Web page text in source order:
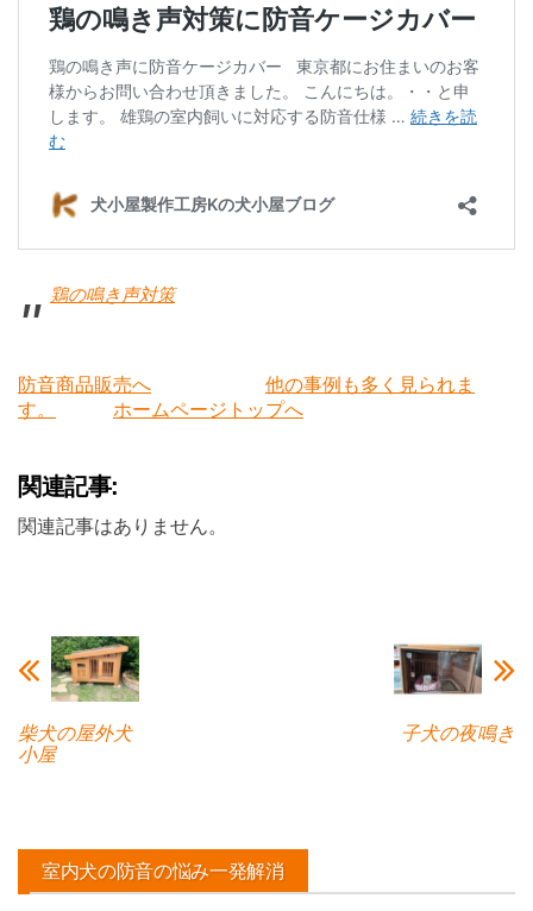
鶏の鳴き声対策
防音商品販売へ
他の事例も多く見られま
す。
ホームページトップへ
関連記事:
関連記事はありません。
柴犬の屋外犬
小屋
子犬の夜鳴き
室内犬の防音の悩み一発解消